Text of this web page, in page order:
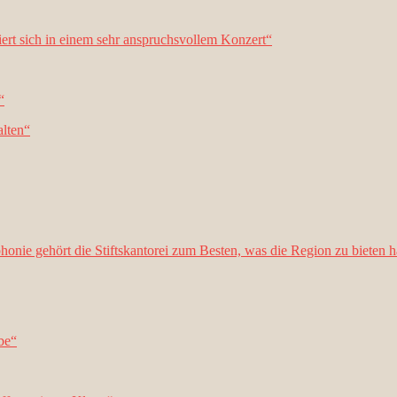
sich in einem sehr anspruchsvollem Konzert“
gehört die Stiftskantorei zum Besten, was die Region zu bieten